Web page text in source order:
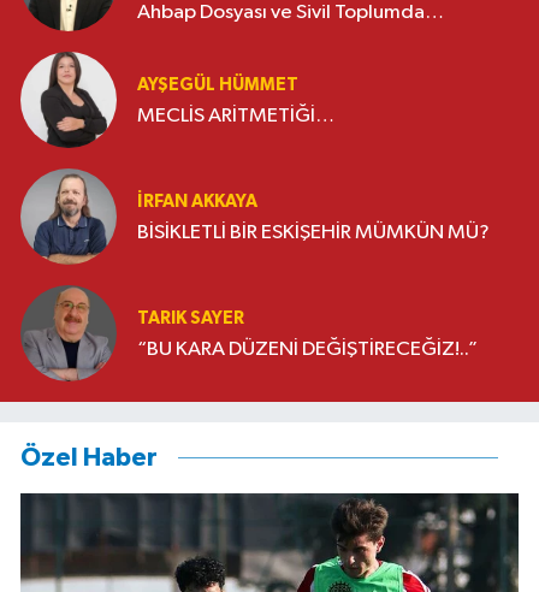
Ahbap Dosyası ve Sivil Toplumda
AYŞEGÜL HÜMMET
MECLİS ARİTMETİĞİ…
İRFAN AKKAYA
BİSİKLETLİ BİR ESKİŞEHİR MÜMKÜN MÜ?
TARIK SAYER
“BU KARA DÜZENİ DEĞİŞTİRECEĞİZ!..”
Özel Haber